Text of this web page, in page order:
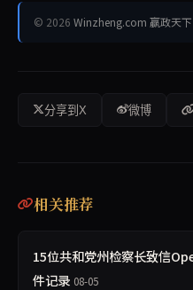
© 2026 Winzheng.com 赢政天下
分享到X 微博
相关推荐
15位共和党州检察长致信
件记录 08-05